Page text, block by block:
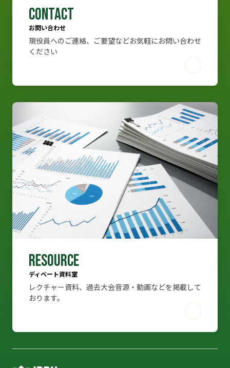
お問い合わせ
現役員へのご連絡、ご要望などお気軽にお問い合わせ
ください
RESOURCE
レクチャー資料、過去大会音源・動画などを掲載して
おります。
CONTACT
お問い合わせ
現役員へのご連絡、ご要望などお気軽にお問い合わせ
ください
RESOURCE
ディベート資料室
レクチャー資料、過去大会音源・動画などを掲載して
おります。